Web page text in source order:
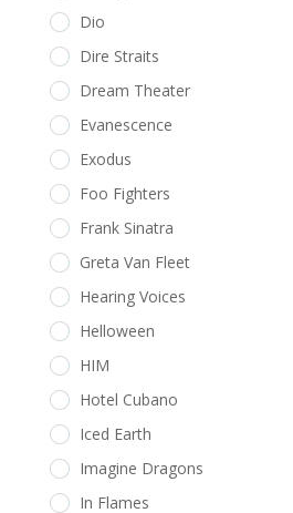
Dio
Dire Straits
Dream Theater
Evanescence
Exodus
Foo Fighters
Frank Sinatra
Greta Van Fleet
Hearing Voices
Helloween
HIM
Hotel Cubano
Iced Earth
Imagine Dragons
In Flames